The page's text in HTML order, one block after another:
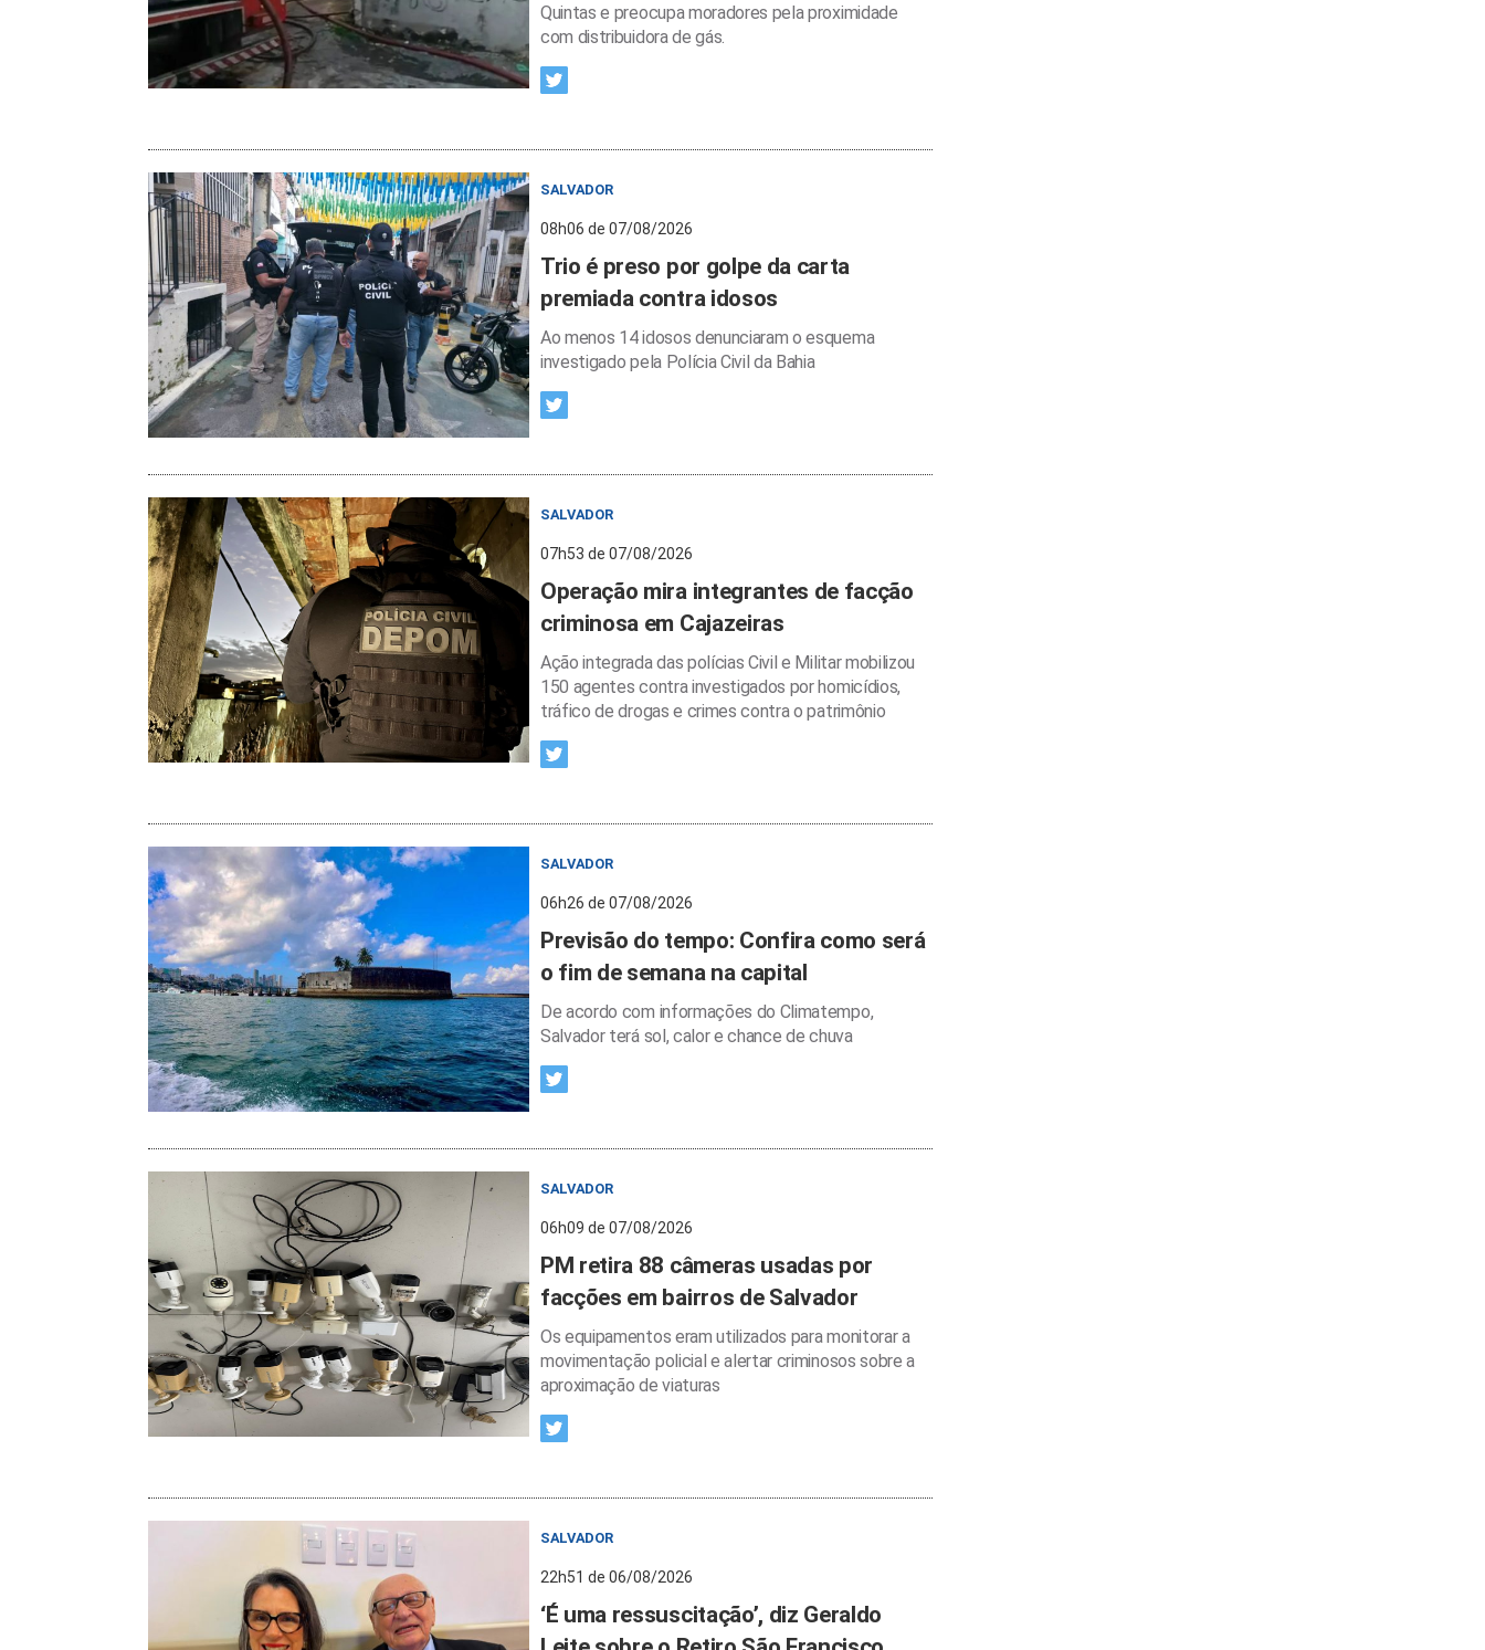
Quintas e preocupa moradores pela proximidade
com distribuidora de gás.
SALVADOR
08h06 de 07/08/2026
Trio é preso por golpe da carta
premiada contra idosos
Ao menos 14 idosos denunciaram o esquema
investigado pela Polícia Civil da Bahia
SALVADOR
07h53 de 07/08/2026
Operação mira integrantes de facção
criminosa em Cajazeiras
Ação integrada das polícias Civil e Militar mobilizou
150 agentes contra investigados por homicídios,
tráfico de drogas e crimes contra o patrimônio
SALVADOR
06h26 de 07/08/2026
Previsão do tempo: Confira como será
o fim de semana na capital
De acordo com informações do Climatempo,
Salvador terá sol, calor e chance de chuva
SALVADOR
06h09 de 07/08/2026
PM retira 88 câmeras usadas por
facções em bairros de Salvador
Os equipamentos eram utilizados para monitorar a
movimentação policial e alertar criminosos sobre a
aproximação de viaturas
SALVADOR
22h51 de 06/08/2026
‘É uma ressuscitação’, diz Geraldo